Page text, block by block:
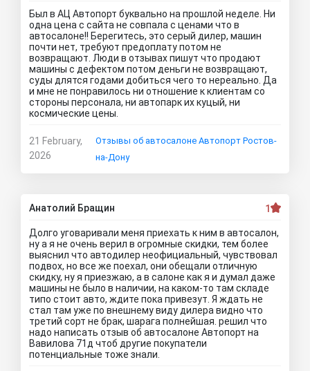
Был в АЦ Автопорт буквально на прошлой неделе. Ни
одна цена с сайта не совпала с ценами что в
автосалоне!! Берегитесь, это серый дилер, машин
почти нет, требуют предоплату потом не
возвращают. Люди в отзывах пишут что продают
машины с дефектом потом деньги не возвращают,
суды длятся годами добиться чего то нереально. Да
и мне не понравилось ни отношение к клиентам со
стороны персонала, ни автопарк их куцый, ни
космические цены.
21 February,
2026
Отзывы об автосалоне Автопорт Ростов-
на-Дону
Анатолий Бращин 1
Долго уговаривали меня приехать к ним в автосалон,
ну а я не очень верил в огромные скидки, тем более
выяснил что автодилер неофициальный, чувствовал
подвох, но все же поехал, они обещали отличную
скидку, ну я приезжаю, а в салоне как я и думал даже
машины не было в наличии, на каком-то там складе
типо стоит авто, ждите пока привезут. Я ждать не
стал там уже по внешнему виду дилера видно что
третий сорт не брак, шарага полнейшая. решил что
надо написать отзыв об автосалоне Автопорт на
Вавилова 71д чтоб другие покупатели
потенциальные тоже знали.